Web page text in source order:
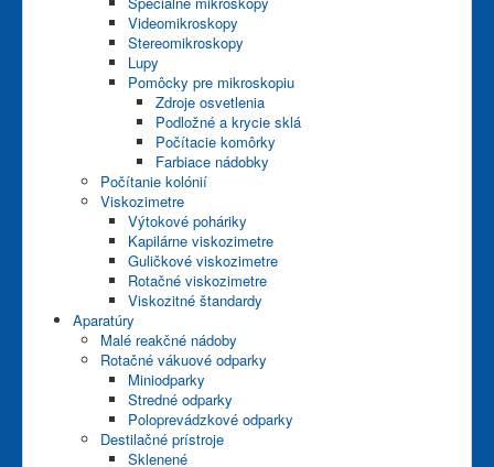
Videomikroskopy
Stereomikroskopy
Lupy
Pomôcky pre mikroskopiu
Zdroje osvetlenia
Podložné a krycie sklá
Počítacie komôrky
Farbiace nádobky
Počítanie kolónií
Viskozimetre
Výtokové poháriky
Kapilárne viskozimetre
Guličkové viskozimetre
Rotačné viskozimetre
Viskozitné štandardy
Aparatúry
Malé reakčné nádoby
Rotačné vákuové odparky
Miniodparky
Stredné odparky
Poloprevádzkové odparky
Destilačné prístroje
Sklenené